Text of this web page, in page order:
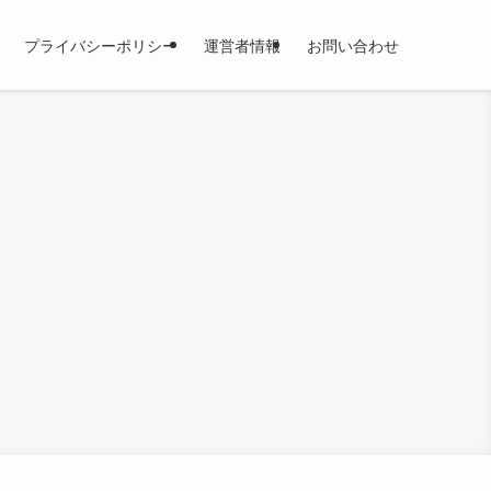
プライバシーポリシー 運営者情報 お問い合わせ